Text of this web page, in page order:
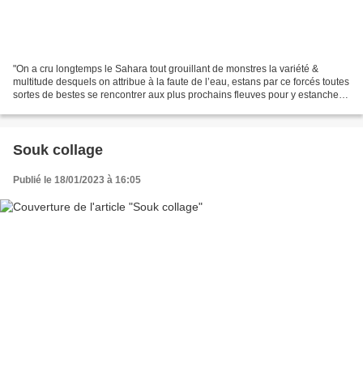
"On a cru longtemps le Sahara tout grouillant de monstres la variété &
multitude desquels on attribue à la faute de l’eau, estans par ce forcés toutes
sortes de bestes se rencontrer aux plus prochains fleuves pour y estancher
Souk collage
Publié le 18/01/2023 à 16:05